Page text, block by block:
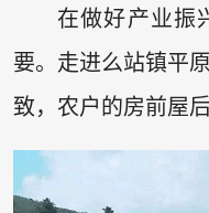
在做好产业振
要。走进么站镇平
致，农户的房前屋